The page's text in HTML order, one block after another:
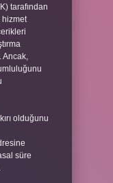
tarafından
hizmet
Ancak,
olduğunu
süre